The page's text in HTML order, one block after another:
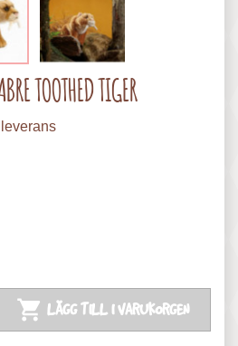
TOOTHED TIGER
 LÄGG TILL I VARUKORGEN